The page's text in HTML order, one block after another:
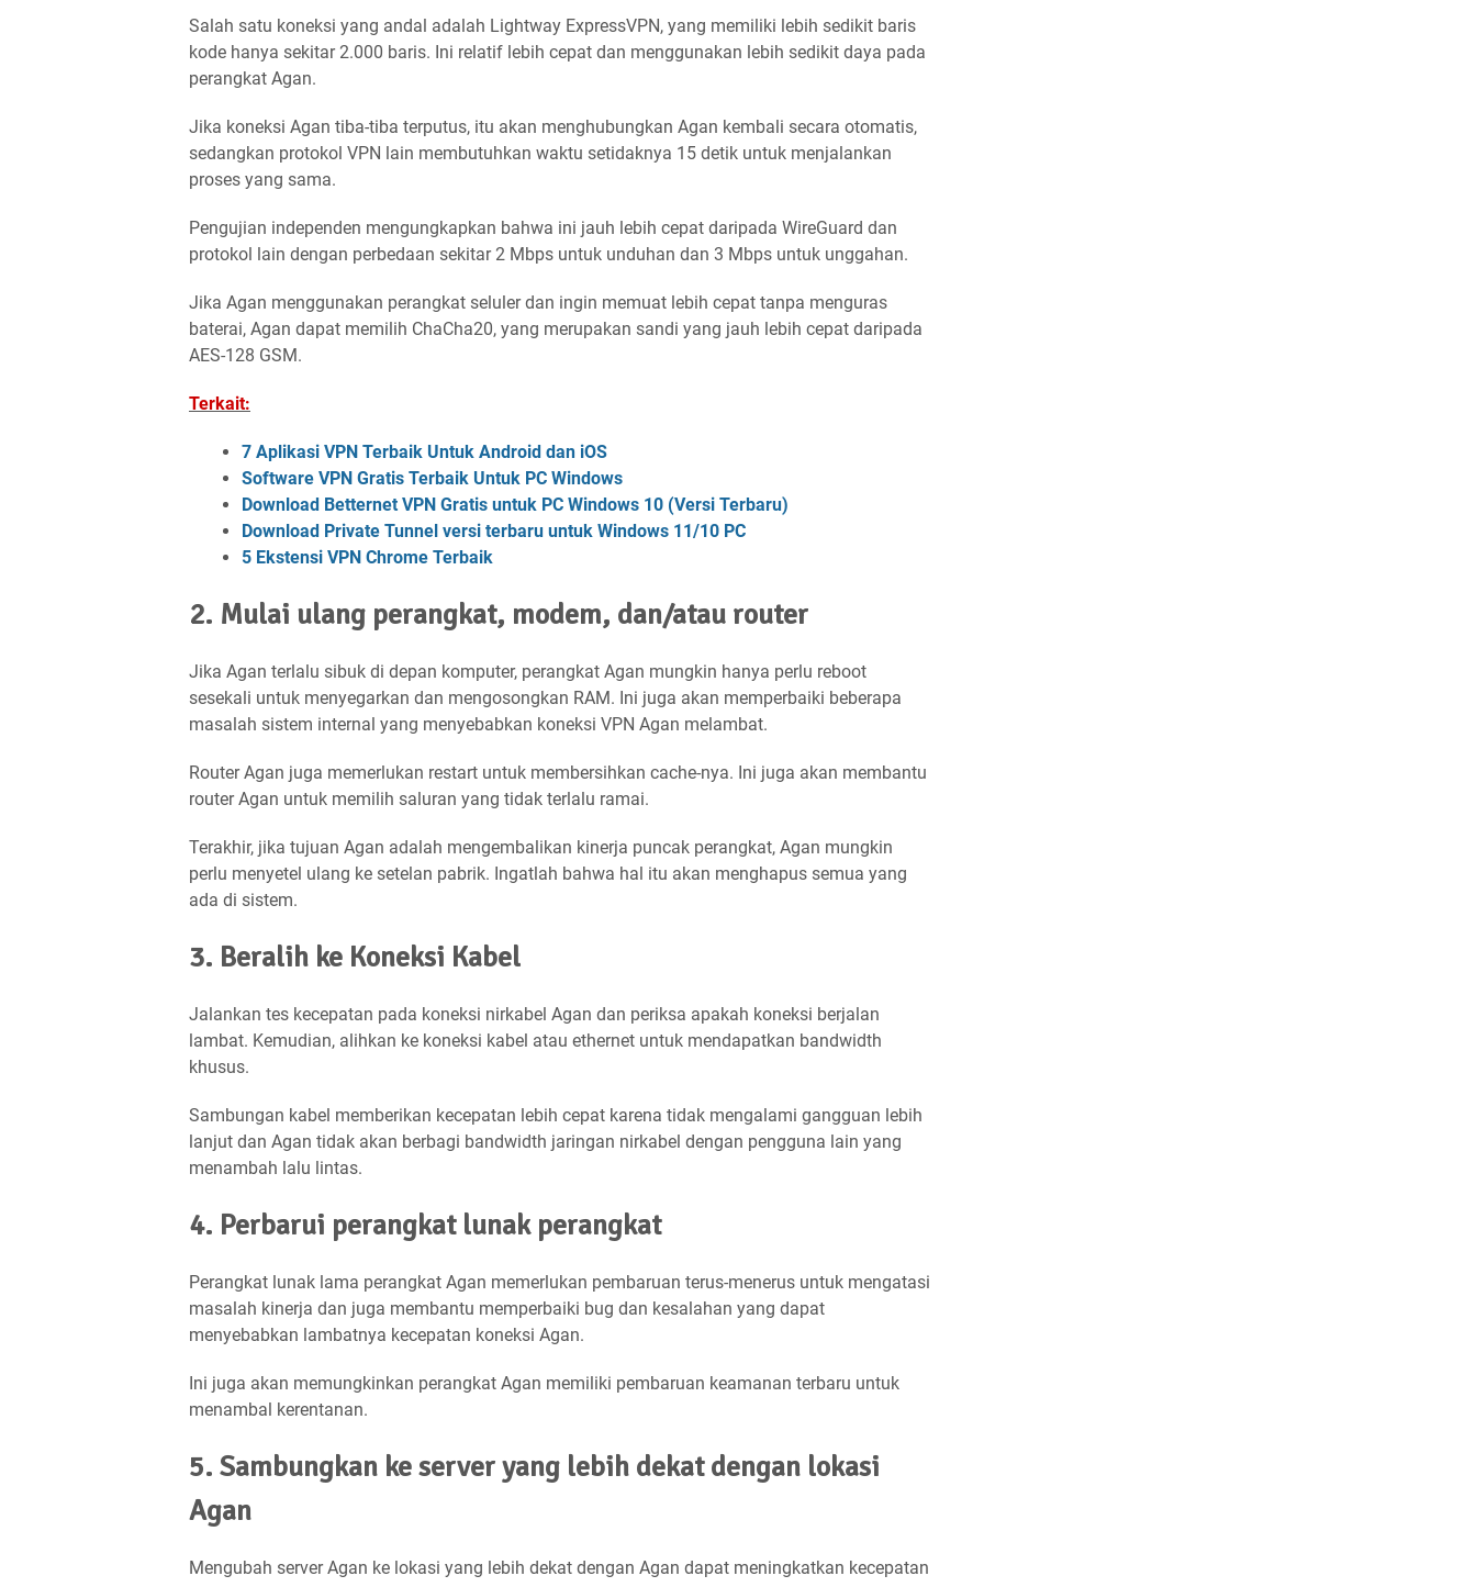
Salah satu koneksi yang andal adalah Lightway ExpressVPN, yang memiliki lebih sedikit baris
kode hanya sekitar 2.000 baris. Ini relatif lebih cepat dan menggunakan lebih sedikit daya pada
perangkat Agan.
Jika koneksi Agan tiba-tiba terputus, itu akan menghubungkan Agan kembali secara otomatis,
sedangkan protokol VPN lain membutuhkan waktu setidaknya 15 detik untuk menjalankan
proses yang sama.
Pengujian independen mengungkapkan bahwa ini jauh lebih cepat daripada WireGuard dan
protokol lain dengan perbedaan sekitar 2 Mbps untuk unduhan dan 3 Mbps untuk unggahan.
Jika Agan menggunakan perangkat seluler dan ingin memuat lebih cepat tanpa menguras
baterai, Agan dapat memilih ChaCha20, yang merupakan sandi yang jauh lebih cepat daripada
AES-128 GSM.
Terkait:
7 Aplikasi VPN Terbaik Untuk Android dan iOS
Software VPN Gratis Terbaik Untuk PC Windows
Download Betternet VPN Gratis untuk PC Windows 10 (Versi Terbaru)
Download Private Tunnel versi terbaru untuk Windows 11/10 PC
5 Ekstensi VPN Chrome Terbaik
2. Mulai ulang perangkat, modem, dan/atau router
Jika Agan terlalu sibuk di depan komputer, perangkat Agan mungkin hanya perlu reboot
sesekali untuk menyegarkan dan mengosongkan RAM. Ini juga akan memperbaiki beberapa
masalah sistem internal yang menyebabkan koneksi VPN Agan melambat.
Router Agan juga memerlukan restart untuk membersihkan cache-nya. Ini juga akan membantu
router Agan untuk memilih saluran yang tidak terlalu ramai.
Terakhir, jika tujuan Agan adalah mengembalikan kinerja puncak perangkat, Agan mungkin
perlu menyetel ulang ke setelan pabrik. Ingatlah bahwa hal itu akan menghapus semua yang
ada di sistem.
3. Beralih ke Koneksi Kabel
Jalankan tes kecepatan pada koneksi nirkabel Agan dan periksa apakah koneksi berjalan
lambat. Kemudian, alihkan ke koneksi kabel atau ethernet untuk mendapatkan bandwidth
khusus.
Sambungan kabel memberikan kecepatan lebih cepat karena tidak mengalami gangguan lebih
lanjut dan Agan tidak akan berbagi bandwidth jaringan nirkabel dengan pengguna lain yang
menambah lalu lintas.
4. Perbarui perangkat lunak perangkat
Perangkat lunak lama perangkat Agan memerlukan pembaruan terus-menerus untuk mengatasi
masalah kinerja dan juga membantu memperbaiki bug dan kesalahan yang dapat
menyebabkan lambatnya kecepatan koneksi Agan.
Ini juga akan memungkinkan perangkat Agan memiliki pembaruan keamanan terbaru untuk
menambal kerentanan.
5. Sambungkan ke server yang lebih dekat dengan lokasi
Agan
Mengubah server Agan ke lokasi yang lebih dekat dengan Agan dapat meningkatkan kecepatan